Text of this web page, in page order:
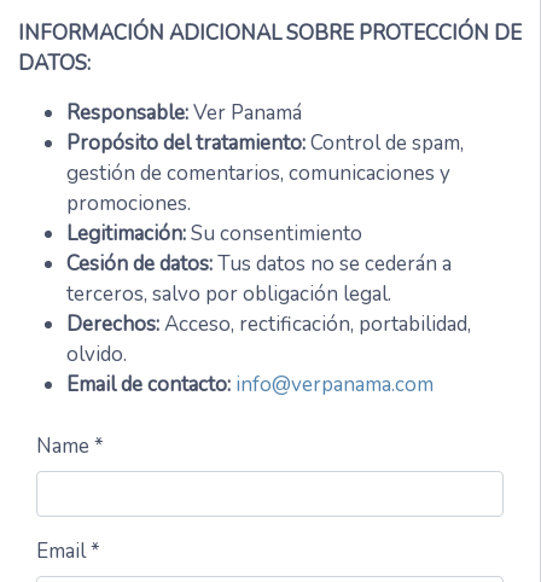
INFORMACIÓN ADICIONAL SOBRE PROTECCIÓN DE
DATOS:
Responsable:Ver Panamá
Propósito del tratamiento:Control de spam,
gestión de comentarios, comunicaciones y
promociones.
Legitimación:Su consentimiento
Cesión de datos:Tus datos no se cederán a
terceros, salvo por obligación legal.
Derechos:Acceso, rectificación, portabilidad,
olvido.
Email de contacto: info@verpanama.com
Name *
Email *